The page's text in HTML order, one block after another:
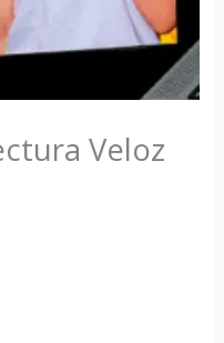
Veloz